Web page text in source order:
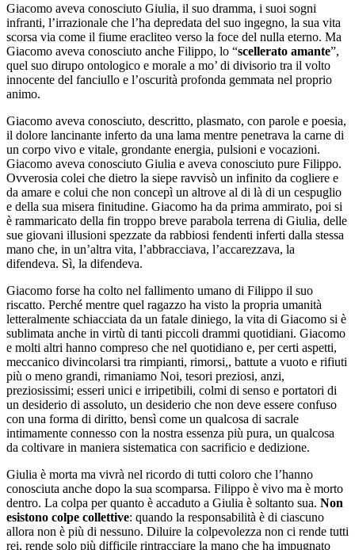
Giacomo aveva conosciuto Giulia, il suo dramma, i suoi sogni
infranti, l’irrazionale che l’ha depredata del suo ingegno, la sua vita
scorsa via come il fiume eracliteo verso la foce del nulla eterno. Ma
Giacomo aveva conosciuto anche Filippo, lo “scellerato amante”,
quel suo dirupo ontologico e morale a mo’ di divisorio tra il volto
innocente del fanciullo e l’oscurità profonda gemmata nel proprio
animo.
Giacomo aveva conosciuto, descritto, plasmato, con parole e poesia,
il dolore lancinante inferto da una lama mentre penetrava la carne di
un corpo vivo e vitale, grondante energia, pulsioni e vocazioni.
Giacomo aveva conosciuto Giulia e aveva conosciuto pure Filippo.
Ovverosia colei che dietro la siepe ravvisò un infinito da cogliere e
da amare e colui che non concepì un altrove al di là di un cespuglio
e della sua misera finitudine. Giacomo ha da prima ammirato, poi si
è rammaricato della fin troppo breve parabola terrena di Giulia, delle
sue giovani illusioni spezzate da rabbiosi fendenti inferti dalla stessa
mano che, in un’altra vita, l’abbracciava, l’accarezzava, la
difendeva. Sì, la difendeva.
Giacomo forse ha colto nel fallimento umano di Filippo il suo
riscatto. Perché mentre quel ragazzo ha visto la propria umanità
letteralmente schiacciata da un fatale diniego, la vita di Giacomo si è
sublimata anche in virtù di tanti piccoli drammi quotidiani. Giacomo
e molti altri hanno compreso che nel quotidiano e, per certi aspetti,
meccanico divincolarsi tra rimpianti, rimorsi,, battute a vuoto e rifiuti
più o meno grandi, rimaniamo Noi, tesori preziosi, anzi,
preziosissimi; esseri unici e irripetibili, colmi di senso e portatori di
un desiderio di assoluto, un desiderio che non deve essere confuso
con una forma di diritto, bensì come un qualcosa di sacrale
intimamente connesso con la nostra essenza più pura, un qualcosa
da coltivare in maniera sistematica con sacrificio e dedizione.
Giulia è morta ma vivrà nel ricordo di tutti coloro che l’hanno
conosciuta anche dopo la sua scomparsa. Filippo è vivo ma è morto
dentro. La colpa per quanto è accaduto a Giulia è soltanto sua. Non
esistono colpe collettive: quando la responsabilità è di ciascuno
allora non è più di nessuno. Diluire la colpevolezza non ci rende tutti
rei, rende solo più difficile rintracciare la mano che ha impugnato